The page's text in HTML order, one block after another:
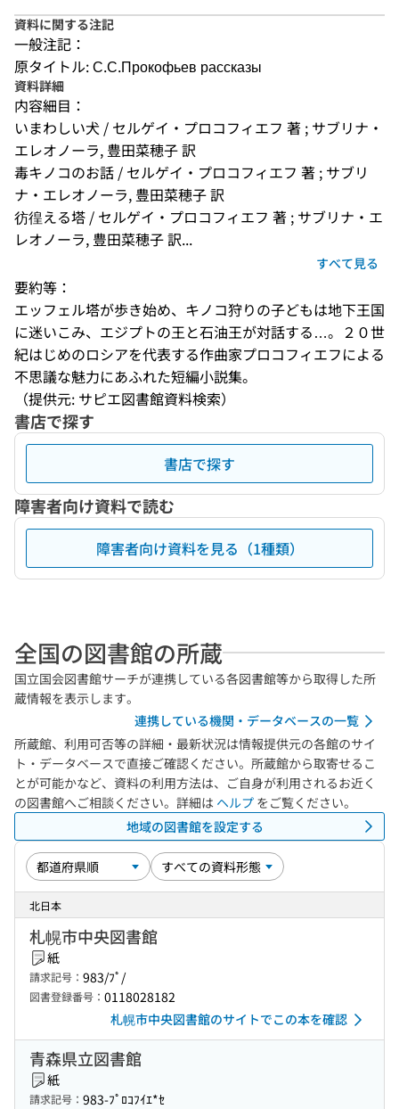
資料に関する注記
一般注記：
原タイトル: С.С.Прокофьев рассказы
資料詳細
内容細目：
いまわしい犬 / セルゲイ・プロコフィエフ 著 ; サブリナ・
エレオノーラ, 豊田菜穂子 訳
毒キノコのお話 / セルゲイ・プロコフィエフ 著 ; サブリ
ナ・エレオノーラ, 豊田菜穂子 訳
彷徨える塔 / セルゲイ・プロコフィエフ 著 ; サブリナ・エ
レオノーラ, 豊田菜穂子 訳...
すべて見る
要約等：
エッフェル塔が歩き始め、キノコ狩りの子どもは地下王国
に迷いこみ、エジプトの王と石油王が対話する…。２０世
紀はじめのロシアを代表する作曲家プロコフィエフによる
不思議な魅力にあふれた短編小説集。
（提供元: サピエ図書館資料検索）
書店で探す
書店で探す
障害者向け資料で読む
障害者向け資料を見る（1種類）
全国の図書館の所蔵
国立国会図書館サーチが連携している各図書館等から取得した所
蔵情報を表示します。
連携している機関・データベースの一覧
所蔵館、利用可否等の詳細・最新状況は情報提供元の各館のサイ
ト・データベースで直接ご確認ください。所蔵館から取寄せるこ
とが可能かなど、資料の利用方法は、ご自身が利用されるお近く
の図書館へご相談ください。詳細は ヘルプ をご覧ください。
地域の図書館を設定する
北日本
札幌市中央図書館
紙
請求記号： 983/ﾌﾟ/
図書登録番号： 0118028182
札幌市中央図書館のサイトでこの本を確認
青森県立図書館
紙
請求記号： 983-ﾌﾟﾛｺﾌｲｴ*ｾ